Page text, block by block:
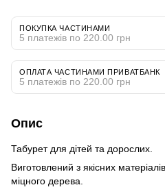
ПОКУПКА ЧАСТИНАМИ
5 платежів по 220.00 грн
ОПЛАТА ЧАСТИНАМИ ПРИВАТБАНК
5 платежів по 220.00 грн
Опис
Табурет для дітей та дорослих.
Виготовлений з якісних
міцного дерева.